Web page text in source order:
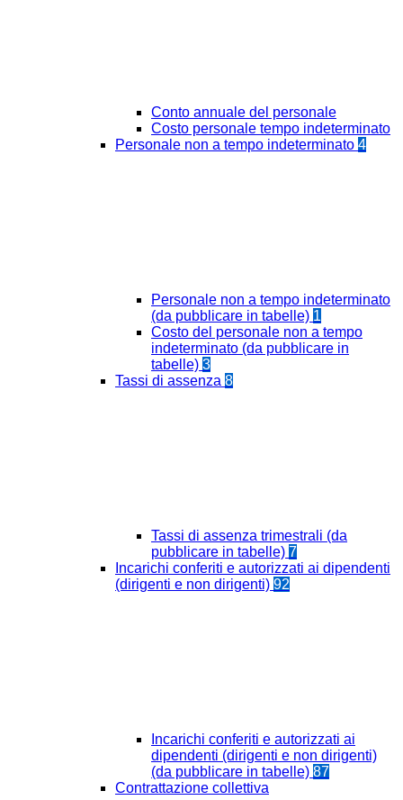
Conto annuale del personale
Costo personale tempo indeterminato
Personale non a tempo indeterminato 4
Personale non a tempo indeterminato
(da pubblicare in tabelle) 1
Costo del personale non a tempo
indeterminato (da pubblicare in
tabelle) 3
Tassi di assenza 8
Tassi di assenza trimestrali (da
pubblicare in tabelle) 7
Incarichi conferiti e autorizzati ai dipendenti
(dirigenti e non dirigenti) 92
Incarichi conferiti e autorizzati ai
dipendenti (dirigenti e non dirigenti)
(da pubblicare in tabelle) 87
Contrattazione collettiva